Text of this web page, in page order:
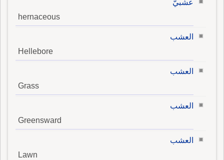
عشبيّ
hernaceous
العشب
Hellebore
العشب
Grass
العشب
Greensward
العشب
Lawn